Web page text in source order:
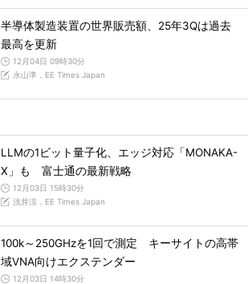
半導体製造装置の世界販売額、25年3Qは過去
最高を更新
12月04日 09時30分
永山準，EE Times Japan
LLMの1ビット量子化、エッジ対応「MONAKA-
X」も 富士通の最新戦略
12月03日 15時30分
浅井涼，EE Times Japan
100k～250GHzを1回で測定 キーサイトの高帯
域VNA向けエクステンダー
12月03日 14時30分